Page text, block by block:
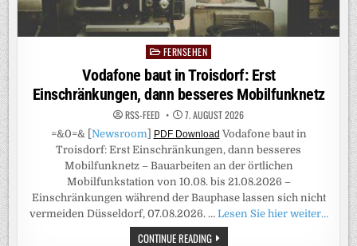
Posted
in
FERNSEHEN
Vodafone baut in Troisdorf: Erst
Einschränkungen, dann besseres Mobilfunknetz
RSS-FEED 7. AUGUST 2026
=&0=& [ Newsroom] PDF Download Vodafone baut in
Troisdorf: Erst Einschränkungen, dann besseres
Mobilfunknetz – Bauarbeiten an der örtlichen
Mobilfunkstation von 10.08. bis 21.08.2026 –
Einschränkungen während der Bauphase lassen sich nicht
vermeiden Düsseldorf, 07.08.2026. … Lesen Sie hier weiter…
CONTINUE READINGVODAFONE